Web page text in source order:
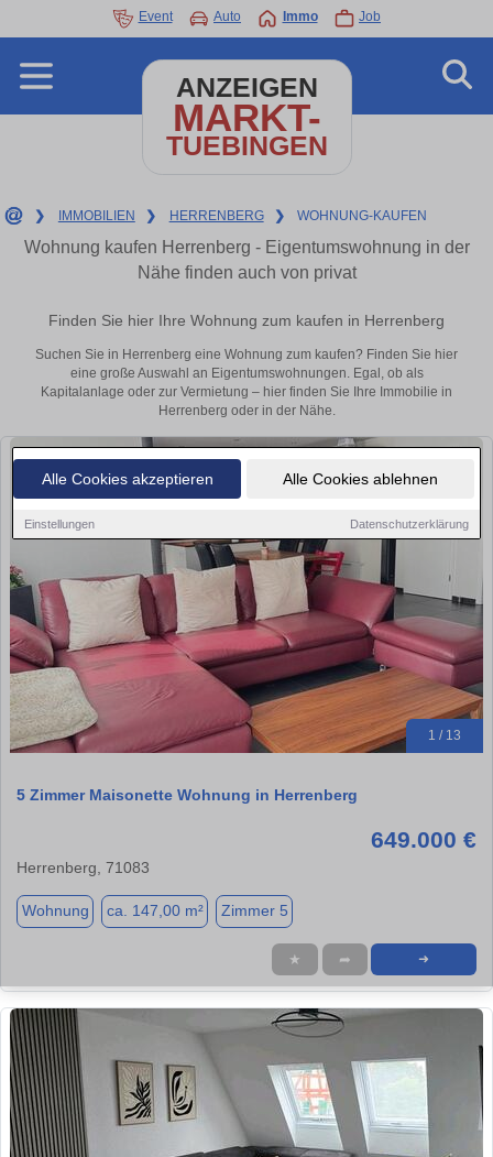
Alle Cookies akzeptieren Alle Cookies ablehnen
Einstellungen Datenschutzerklärung
Event Auto Immo Job
ANZEIGEN
MARKT-
TUEBINGEN
❯ IMMOBILIEN ❯ HERRENBERG ❯ WOHNUNG-KAUFEN
Wohnung kaufen Herrenberg - Eigentumswohnung in der
Nähe finden auch von privat
Finden Sie hier Ihre Wohnung zum kaufen in Herrenberg
Suchen Sie in Herrenberg eine Wohnung zum kaufen? Finden Sie hier
eine große Auswahl an Eigentumswohnungen. Egal, ob als
Kapitalanlage oder zur Vermietung – hier finden Sie Ihre Immobilie in
Herrenberg oder in der Nähe.
1 / 13
5 Zimmer Maisonette Wohnung in Herrenberg
649.000 €
Herrenberg, 71083
Wohnung ca. 147,00 m² Zimmer 5
★ ➦ ➜